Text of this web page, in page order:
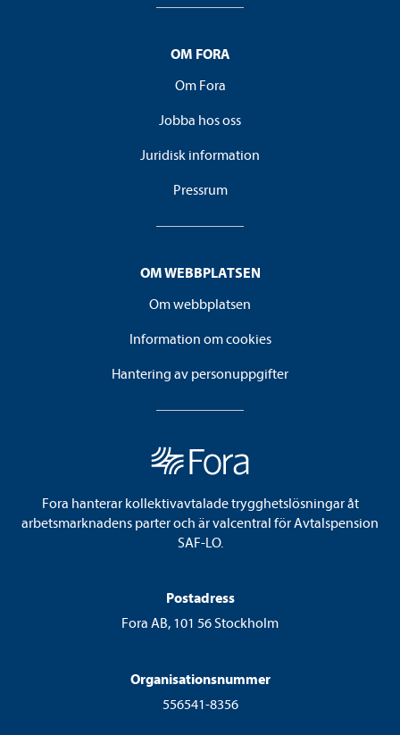
OM FORA
Om Fora
Jobba hos oss
Juridisk information
Pressrum
OM WEBBPLATSEN
Om webbplatsen
Information om cookies
Hantering av personuppgifter
Fora hanterar kollektivavtalade trygghetslösningar åt
arbetsmarknadens parter och är valcentral för Avtalspension
SAF-LO.
Postadress
Fora AB, 101 56 Stockholm
Organisationsnummer
556541-8356